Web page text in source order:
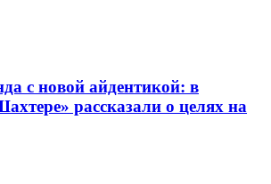
с новой айдентикой: в
рассказали о целях на